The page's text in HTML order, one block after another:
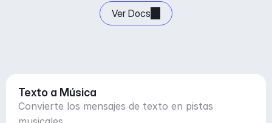
Ver Docs
Texto a Música
Convierte los mensajes de texto en pistas